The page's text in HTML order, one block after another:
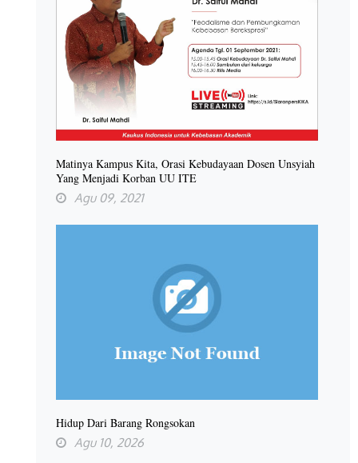
Matinya Kampus Kita, Orasi Kebudayaan Dosen Unsyiah
Yang Menjadi Korban UU ITE
Agu 09, 2021
Hidup Dari Barang Rongsokan
Agu 10, 2026